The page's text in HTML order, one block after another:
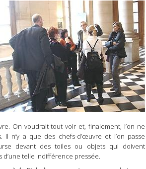
On voudrait tout voir et, finalement, l’on ne
n’y a que des chefs-d’œuvre et l’on passe
devant des toiles ou objets qui doivent
d’une telle indifférence pressée.